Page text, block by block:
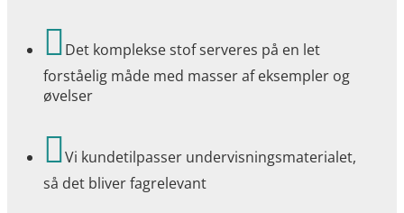
Det komplekse stof serveres på en let
forståelig måde med masser af eksempler og
øvelser
Vi kundetilpasser undervisningsmaterialet,
så det bliver fagrelevant